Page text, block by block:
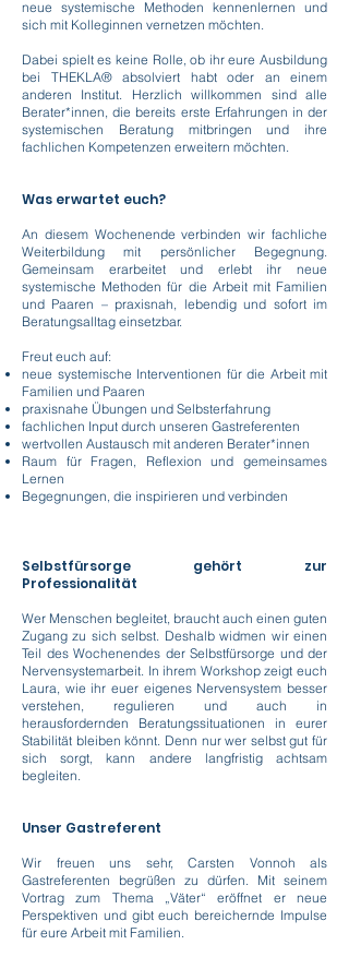
neue systemische Methoden kennenlernen und
sich mit Kolleginnen vernetzen möchten.
Dabei spielt es keine Rolle, ob ihr eure Ausbildung
bei THEKLA® absolviert habt oder an einem
anderen Institut. Herzlich willkommen sind alle
Berater*innen, die bereits erste Erfahrungen in der
systemischen Beratung mitbringen und ihre
fachlichen Kompetenzen erweitern möchten.
Was erwartet euch?
An diesem Wochenende verbinden wir fachliche
Weiterbildung mit persönlicher Begegnung.
Gemeinsam erarbeitet und erlebt ihr neue
systemische Methoden für die Arbeit mit Familien
und Paaren – praxisnah, lebendig und sofort im
Beratungsalltag einsetzbar.
Freut euch auf:
neue systemische Interventionen für die Arbeit mit
Familien und Paaren
praxisnahe Übungen und Selbsterfahrung
fachlichen Input durch unseren Gastreferenten
wertvollen Austausch mit anderen Berater*innen
Raum für Fragen, Reflexion und gemeinsames
Lernen
Begegnungen, die inspirieren und verbinden
Selbstfürsorge gehört zur
Professionalität
Wer Menschen begleitet, braucht auch einen guten
Zugang zu sich selbst. Deshalb widmen wir einen
Teil des Wochenendes der Selbstfürsorge und der
Nervensystemarbeit. In ihrem Workshop zeigt euch
Laura, wie ihr euer eigenes Nervensystem besser
verstehen, regulieren und auch in
herausfordernden Beratungssituationen in eurer
Stabilität bleiben könnt. Denn nur wer selbst gut für
sich sorgt, kann andere langfristig achtsam
begleiten.
Unser Gastreferent
Wir freuen uns sehr, Carsten Vonnoh als
Gastreferenten begrüßen zu dürfen. Mit seinem
Vortrag zum Thema „Väter“ eröffnet er neue
Perspektiven und gibt euch bereichernde Impulse
für eure Arbeit mit Familien.